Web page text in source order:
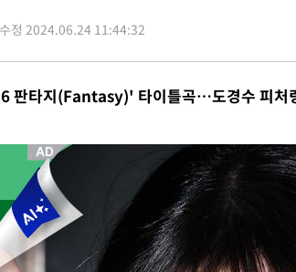
경선, 대구 권리당원 투표 정청래 47.82%·김민석
경선, 강원 권리당원 투표 김민석 승리…50.30%
대한축구협회 성 접대 의혹 심판 조사"
제주삼다수 역전 우승…데뷔 10년 차에 첫
고 2경기 침묵…LAFC, 톨루카에 1-0 승리(종합)
' 손흥민, 톨루카전 68분만 뛰고 슈팅 0개
서 AT마드리드 입단식…'전례 없는 특급대우'
도'…열화상 카메라로 본 폭염 저감시설 '온도차'
대통령 취임 하루만에 차량폭탄 폭발 사건
수정 2024.06.24 11:44:32
판타지(Fantasy)' 타이틀곡…도경수 피처